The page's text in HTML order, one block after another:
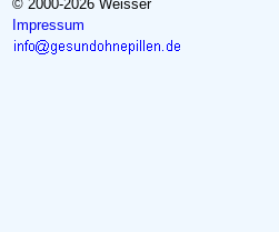
© 2000-2026 Weisser
Impressum